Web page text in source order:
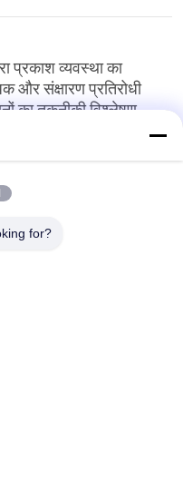
प्रकाश व्यवस्था का
और संक्षारण प्रतिरोधी
का तकनीकी विश्लेषण
for?